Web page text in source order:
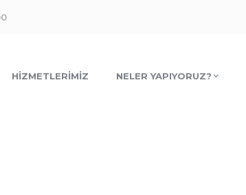
HIZMETLERIMIZ NELER YAPIYORUZ?